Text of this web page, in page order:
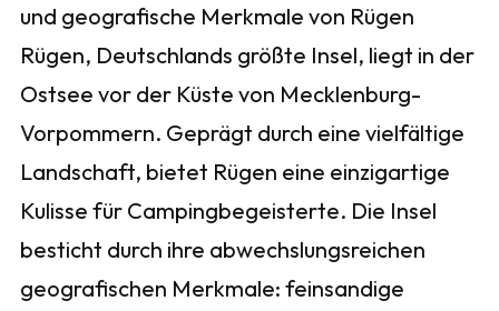
und geografische Merkmale von Rügen
Rügen, Deutschlands größte Insel, liegt in der
Ostsee vor der Küste von Mecklenburg-
Vorpommern. Geprägt durch eine vielfältige
Landschaft, bietet Rügen eine einzigartige
Kulisse für Campingbegeisterte. Die Insel
besticht durch ihre abwechslungsreichen
geografischen Merkmale: feinsandige